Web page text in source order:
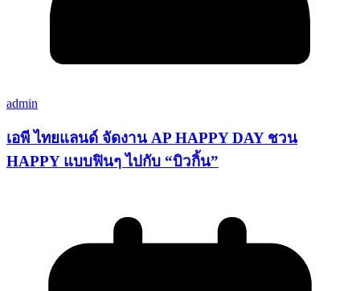
admin
เอพี ไทยแลนด์ จัดงาน AP HAPPY DAY ชวน
HAPPY แบบฟินๆ ไปกับ “บิวกิ้น”